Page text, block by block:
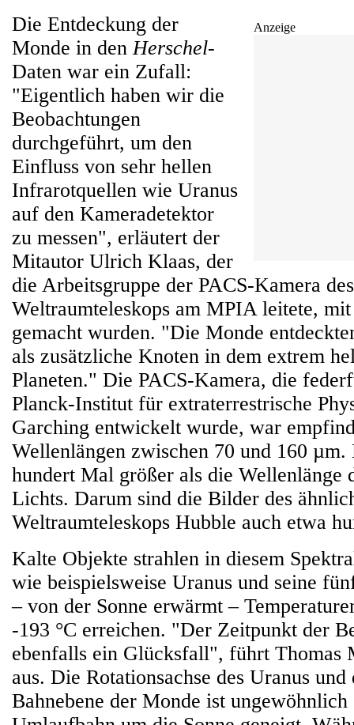
Anzeige
Die Entdeckung der
Monde in denHerschel-
Daten war ein Zufall:
"Eigentlich haben wir die
Beobachtungen
durchgeführt, um den
Einfluss von sehr hellen
Infrarotquellen wie Uranus
auf den Kameradetektor
zu messen", erläutert der
Mitautor Ulrich Klaas, der
die Arbeitsgruppe der PACS-Kamera
Weltraumteleskops am MPIA leitete,
gemacht wurden. "Die Monde
als zusätzliche Knoten in dem extrem
Planeten." Die PACS-Kamera, die
Planck-Institut für extraterrestrische
Garching entwickelt wurde, war
Wellenlängen zwischen 70 und 160 µm.
hundert Mal größer als die Wellenlänge
Lichts. Darum sind die Bilder des
Weltraumteleskops Hubble auch etwa
Kalte Objekte strahlen in diesem
wie beispielsweise Uranus und seine
– von der Sonne erwärmt –
-193 °C erreichen. "Der Zeitpunkt der
ebenfalls ein Glücksfall", führt Thomas
aus. Die Rotationsachse des Uranus
Bahnebene der Monde ist